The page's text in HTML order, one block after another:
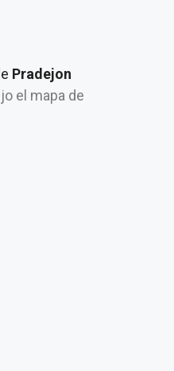
Pradejon
el mapa de